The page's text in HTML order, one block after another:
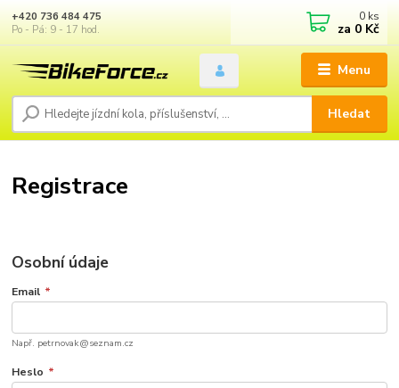
Menu
Hledat
+420 736 484 475
Po - Pá: 9 - 17 hod.
0 ks
za 0 Kč
Registrace
Osobní údaje
Email *
Např. petrnovak@seznam.cz
Heslo *